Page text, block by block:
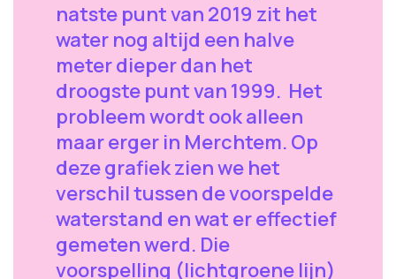
natste punt van 2019 zit het
water nog altijd een halve
meter dieper dan het
droogste punt van 1999. Het
probleem wordt ook alleen
maar erger in Merchtem. Op
deze grafiek zien we het
verschil tussen de voorspelde
waterstand en wat er effectief
gemeten werd. Die
voorspelling (lichtgroene lijn)